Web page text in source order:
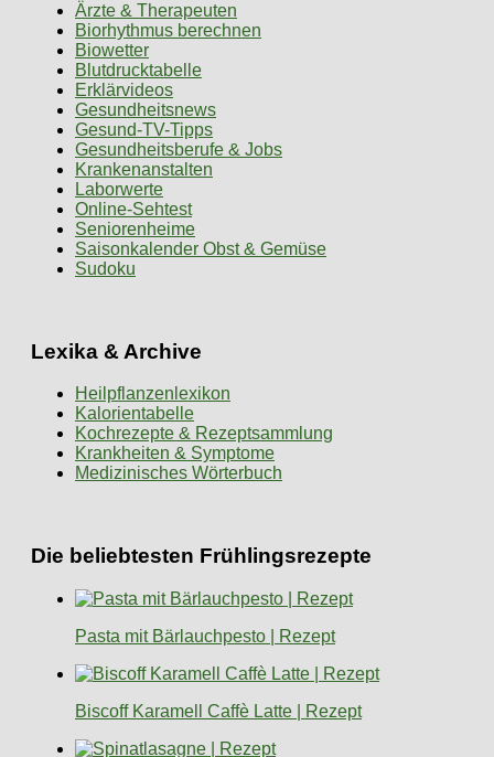
Ärzte & Therapeuten
Biorhythmus berechnen
Biowetter
Blutdrucktabelle
Erklärvideos
Gesundheitsnews
Gesund-TV-Tipps
Gesundheitsberufe & Jobs
Krankenanstalten
Laborwerte
Online-Sehtest
Seniorenheime
Saisonkalender Obst & Gemüse
Sudoku
Lexika & Archive
Heilpflanzenlexikon
Kalorientabelle
Kochrezepte & Rezeptsammlung
Krankheiten & Symptome
Medizinisches Wörterbuch
Die beliebtesten Frühlingsrezepte
Pasta mit Bärlauchpesto | Rezept
Biscoff Karamell Caffè Latte | Rezept